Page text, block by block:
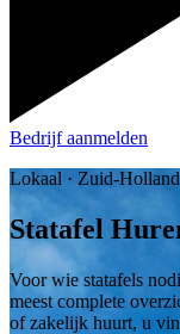
Bedrijf aanmelden
Lokaal · Zuid-Holland
Statafel
Voor wie statafels
meest complete
of zakelijk huurt, u